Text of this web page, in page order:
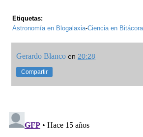
Etiquetas:
Astronomía en Blogalaxia-Ciencia en
Gerardo Blanco en 20:28
Compartir